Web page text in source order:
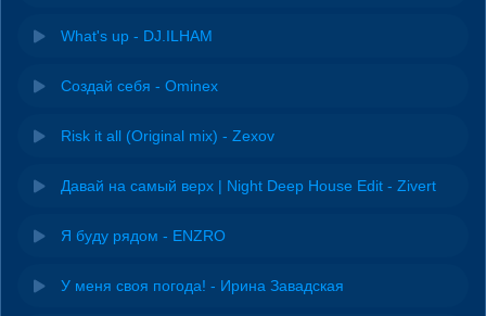
What's up - DJ.ILHAM
Создай себя - Ominex
Risk it all (Original mix) - Zexov
Давай на самый верх | Night Deep House Edit - Zivert
Я буду рядом - ENZRO
У меня своя погода! - Ирина Завадская